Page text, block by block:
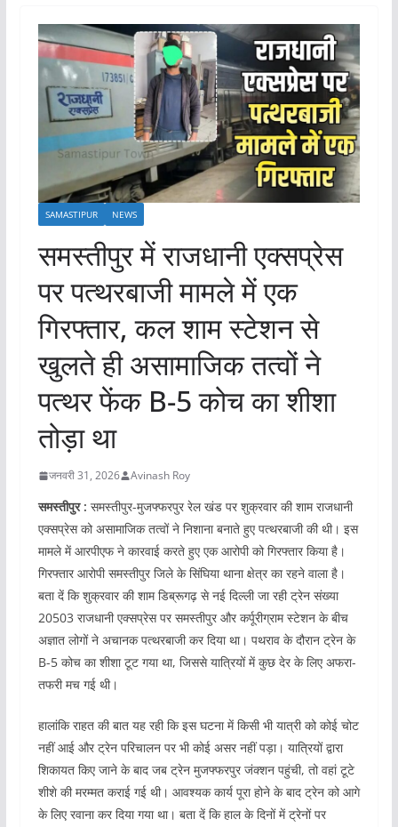
SAMASTIPUR NEWS
समस्तीपुर में राजधानी एक्सप्रेस
पर पत्थरबाजी मामले में एक
गिरफ्तार, कल शाम स्टेशन से
खुलते ही असामाजिक तत्वों ने
पत्थर फेंक B-5 कोच का शीशा
तोड़ा था
जनवरी 31, 2026 Avinash Roy
समस्तीपुर : समस्तीपुर-मुजफ्फरपुर रेल खंड पर शुक्रवार की शाम राजधानी
एक्सप्रेस को असामाजिक तत्वों ने निशाना बनाते हुए पत्थरबाजी की थी। इस
मामले में आरपीएफ ने कारवाई करते हुए एक आरोपी को गिरफ्तार किया है।
गिरफ्तार आरोपी समस्तीपुर जिले के सिंघिया थाना क्षेत्र का रहने वाला है।
बता दें कि शुक्रवार की शाम डिब्रूगढ़ से नई दिल्ली जा रही ट्रेन संख्या
20503 राजधानी एक्सप्रेस पर समस्तीपुर और कर्पूरीग्राम स्टेशन के बीच
अज्ञात लोगों ने अचानक पत्थरबाजी कर दिया था। पथराव के दौरान ट्रेन के
B-5 कोच का शीशा टूट गया था, जिससे यात्रियों में कुछ देर के लिए अफरा-
तफरी मच गई थी।
हालांकि राहत की बात यह रही कि इस घटना में किसी भी यात्री को कोई चोट
नहीं आई और ट्रेन परिचालन पर भी कोई असर नहीं पड़ा। यात्रियों द्वारा
शिकायत किए जाने के बाद जब ट्रेन मुजफ्फरपुर जंक्शन पहुंची, तो वहां टूटे
शीशे की मरम्मत कराई गई थी। आवश्यक कार्य पूरा होने के बाद ट्रेन को आगे
के लिए रवाना कर दिया गया था। बता दें कि हाल के दिनों में ट्रेनों पर